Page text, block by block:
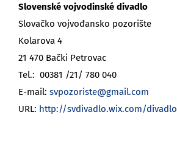
Slovenské vojvodinské divadlo
Slovačko vojvođansko pozorište
Kolarova 4
21 470 Bački Petrovac
Tel.: 00381 /21/ 780 040
E-mail: svpozoriste@gmail.com
URL: http://svdivadlo.wix.com/divadlo